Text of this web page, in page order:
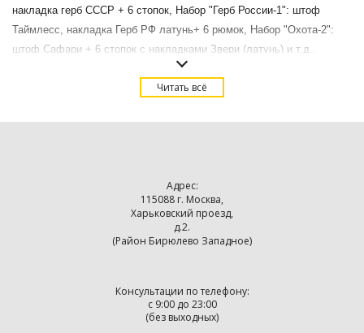
накладка герб СССР + 6 стопок, Набор "Герб России-1": штоф
Таймлесс, накладка Герб РФ латунь+ 6 рюмок, Набор "Охота-2":
штоф Сафари + 6 стопок с накладками Звери (латунь) и т.д.,
больше подарков категории – Наборы для водки вы можете найти в
Читать всё
Адрес:
115088 г. Москва,
Харьковский проезд,
д.2.
(Район Бирюлево Западное)
Консультации по телефону:
с 9:00 до 23:00
(без выходных)